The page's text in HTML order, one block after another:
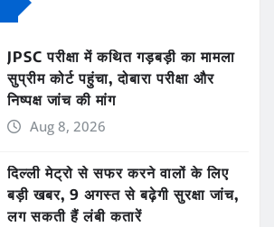
JPSC परीक्षा में कथित गड़बड़ी का मामला
सुप्रीम कोर्ट पहुंचा, दोबारा परीक्षा और
निष्पक्ष जांच की मांग
Aug 8, 2026
दिल्ली मेट्रो से सफर करने वालों के लिए
बड़ी खबर, 9 अगस्त से बढ़ेगी सुरक्षा जांच,
लग सकती हैं लंबी कतारें